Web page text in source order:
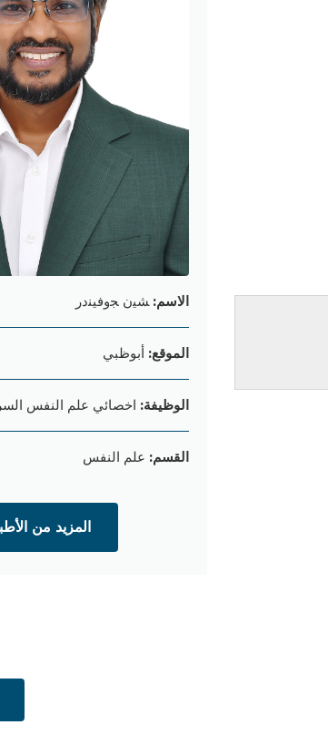
الاسم: ﺸﻴن ﺠوﻓﻴﻨدر
الموقع: أبوظبي
الوظيفة: اخصائي علم النفس
القسم: علم النفس
المزيد من